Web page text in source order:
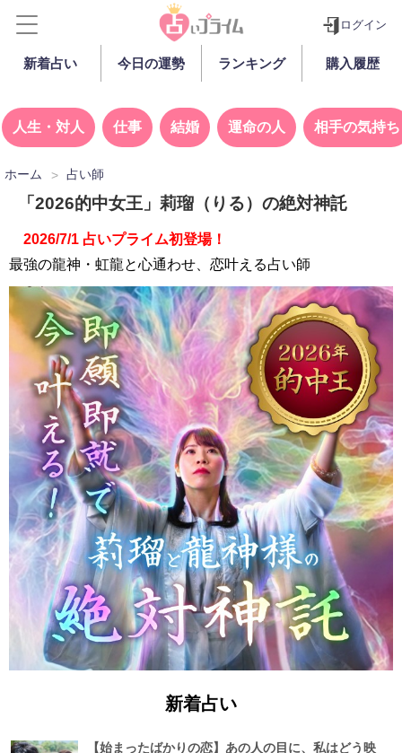
ログイン
新着占い 今日の運勢 ランキング 購入履歴
人生・対人 仕事 結婚 運命の人 相手の気持ち
ホーム 占い師
「2026的中女王」莉瑠（りる）の絶対神託
2026/7/1 占いプライム初登場！
最強の龍神・虹龍と心通わせ、恋叶える占い師
新着占い
【始まったばかりの恋】あの人の目に、私はどう映